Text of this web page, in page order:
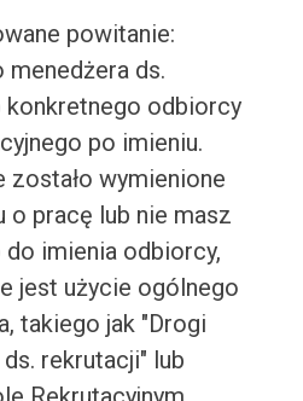
powitanie:
ds.
konkretnego odbiorcy
po imieniu.
zostało wymienione
o pracę lub nie masz
imienia odbiorcy,
jest użycie ogólnego
takiego jak "Drogi
rekrutacji" lub